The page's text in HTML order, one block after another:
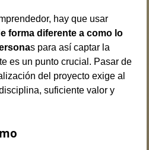
hay que usar
forma diferente a como lo
s para así captar la
es un punto crucial. Pasar de
del proyecto exige al
suficiente valor y